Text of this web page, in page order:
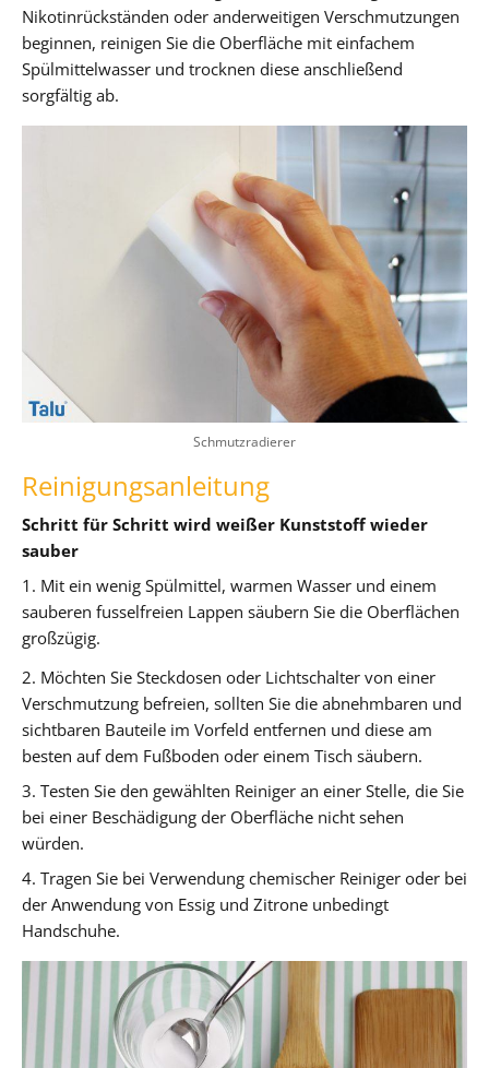
Nikotinrückständen oder anderweitigen Verschmutzungen
beginnen, reinigen Sie die Oberfläche mit einfachem
Spülmittelwasser und trocknen diese anschließend
sorgfältig ab.
Schmutzradierer
Reinigungsanleitung
Schritt für Schritt wird weißer Kunststoff wieder
sauber
1. Mit ein wenig Spülmittel, warmen Wasser und einem
sauberen fusselfreien Lappen säubern Sie die Oberflächen
großzügig.
2. Möchten Sie Steckdosen oder Lichtschalter von einer
Verschmutzung befreien, sollten Sie die abnehmbaren und
sichtbaren Bauteile im Vorfeld entfernen und diese am
besten auf dem Fußboden oder einem Tisch säubern.
3. Testen Sie den gewählten Reiniger an einer Stelle, die Sie
bei einer Beschädigung der Oberfläche nicht sehen
würden.
4. Tragen Sie bei Verwendung chemischer Reiniger oder bei
der Anwendung von Essig und Zitrone unbedingt
Handschuhe.